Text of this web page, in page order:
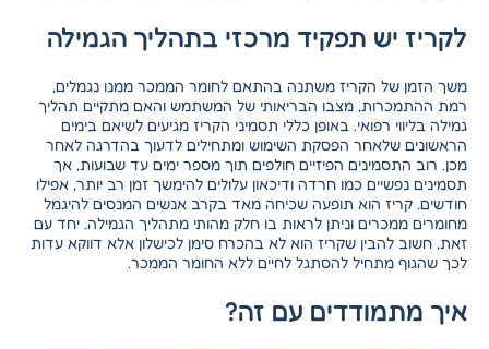
לקריז יש תפקיד מרכזי בתהליך הגמילה
משך הזמן של הקריז משתנה בהתאם לחומר הממכר ממנו נגמלים,
רמת ההתמכרות, מצבו הבריאותי של המשתמש והאם מתקיים תהליך
גמילה בליווי רפואי. באופן כללי תסמיני הקריז מגיעים לשיאם בימים
הראשונים שלאחר הפסקת השימוש ומתחילים לדעוך בהדרגה לאחר
מכן. רוב התסמינים הפיזיים חולפים תוך מספר ימים עד שבועות, אך
תסמינים נפשיים כמו חרדה ודיכאון עלולים להימשך זמן רב יותר, אפילו
חודשים. קריז הוא תופעה שכיחה מאד בקרב אנשים המנסים להיגמל
מחומרים ממכרים וניתן לראות בו חלק מהותי מתהליך הגמילה. יחד עם
זאת, חשוב להבין שקריז הוא לא בהכרח סימן לכישלון אלא דווקא עדות
לכך שהגוף מתחיל להסתגל לחיים ללא החומר הממכר.
איך מתמודדים עם זה?